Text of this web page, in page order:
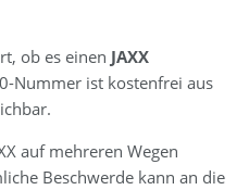
ob es einen JAXX
Nummer ist kostenfrei aus
auf mehreren Wegen
Beschwerde kann an die